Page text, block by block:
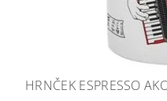
HRNČEK ESPRESSO